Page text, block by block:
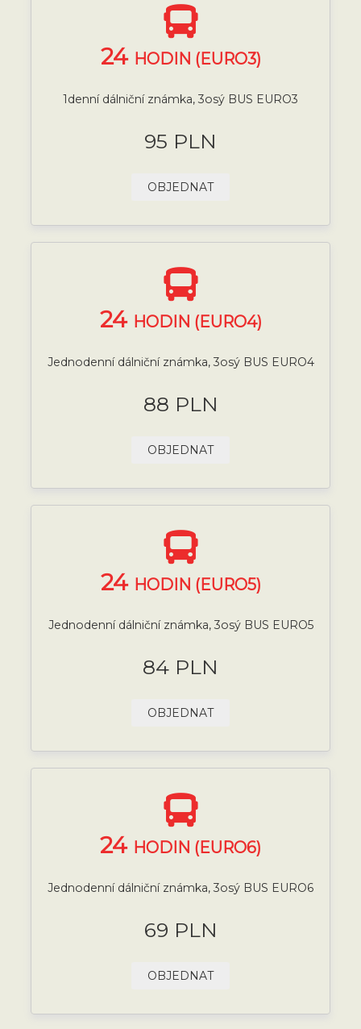
24 HODIN (EURO3)
1denní dálniční známka, 3osý BUS EURO3
95 PLN
OBJEDNAT
24 HODIN (EURO4)
Jednodenní dálniční známka, 3osý BUS EURO4
88 PLN
OBJEDNAT
24 HODIN (EURO5)
Jednodenní dálniční známka, 3osý BUS EURO5
84 PLN
OBJEDNAT
24 HODIN (EURO6)
Jednodenní dálniční známka, 3osý BUS EURO6
69 PLN
OBJEDNAT